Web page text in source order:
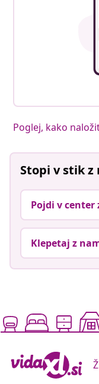
Poglej, kako
Stopi v stik z
Pojdi v center
Klepetaj z